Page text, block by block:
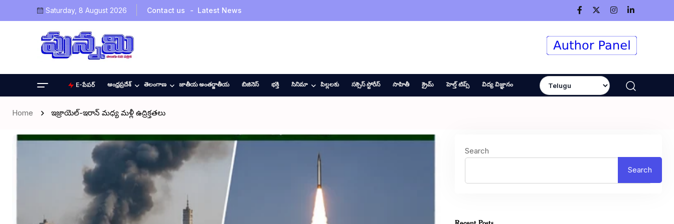
Saturday, 8 August 2026 Contact us Latest News
E-పేపర్ ఆంధ్రప్రదేశ్ తెలంగాణ జాతీయ అంతర్జాతీయ బిజినెస్ భక్తి సినిమా పిల్లలకు సక్సెస్ స్టోరీస్ సాహితీ క్రైమ్ హెల్త్ టిప్స్ విద్య విజ్ఞానం
Home ఇజ్రాయెల్-ఇరాన్ మధ్య మళ్లీ ఉద్రిక్తతలు
Search
Search